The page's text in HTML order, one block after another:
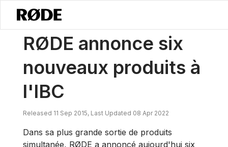
Nouvelles / RØDE Annonce Six Nouveaux Produits Au IBC
RØDE annonce six
nouveaux produits à
l'IBC
Released 11 Sep 2015, Last Updated 08 Apr 2022
Dans sa plus grande sortie de produits
simultanée, RØDE a annoncé aujourd'hui six